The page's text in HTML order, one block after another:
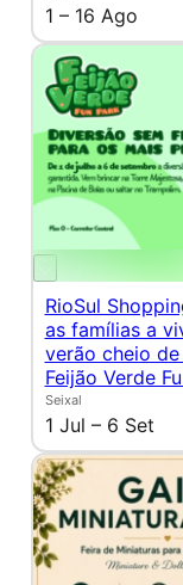
1 – 16 Ago
RioSul
as famílias a
verão cheio
Feijão Verde
Seixal
1 Jul – 6 Set